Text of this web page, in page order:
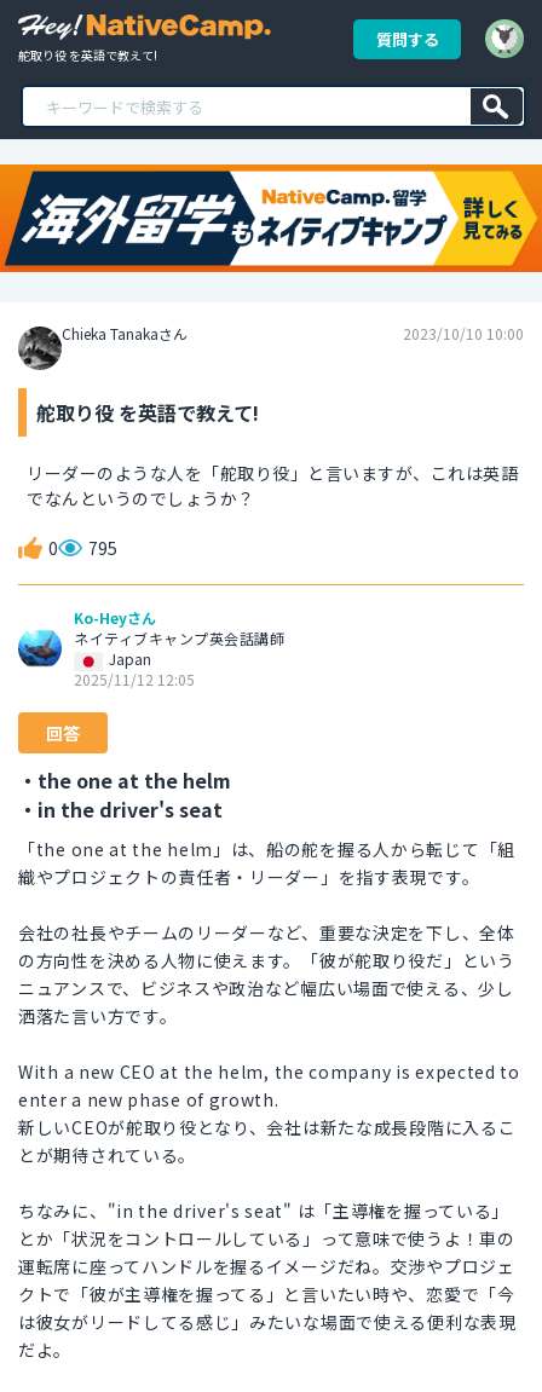
舵取り役 を英語で教えて!
質問する
Chieka Tanakaさん 2023/10/10 10:00
舵取り役 を英語で教えて!
リーダーのような人を「舵取り役」と言いますが、これは英語
でなんというのでしょうか？
0 795
Ko-Heyさん
ネイティブキャンプ英会話講師
Japan
2025/11/12 12:05
回答
・the one at the helm
・in the driver's seat
「the one at the helm」は、船の舵を握る人から転じて「組
織やプロジェクトの責任者・リーダー」を指す表現です。
会社の社長やチームのリーダーなど、重要な決定を下し、全体
の方向性を決める人物に使えます。「彼が舵取り役だ」という
ニュアンスで、ビジネスや政治など幅広い場面で使える、少し
洒落た言い方です。
With a new CEO at the helm, the company is expected to
enter a new phase of growth.
新しいCEOが舵取り役となり、会社は新たな成長段階に入るこ
とが期待されている。
ちなみに、"in the driver's seat" は「主導権を握っている」
とか「状況をコントロールしている」って意味で使うよ！車の
運転席に座ってハンドルを握るイメージだね。交渉やプロジェ
クトで「彼が主導権を握ってる」と言いたい時や、恋愛で「今
は彼女がリードしてる感じ」みたいな場面で使える便利な表現
だよ。